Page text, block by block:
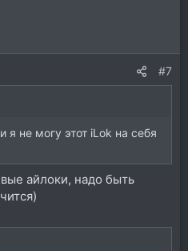
#7
я не могу этот iLok на себя
айлоки, надо быть